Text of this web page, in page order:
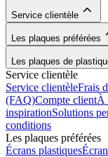
Service clientèle
Les plaques préférées
Les plaques de
Service clientèle
Service clientèleFrais
(FAQ)Compte clientÀ
inspirationSolutions
conditions
Les plaques préférées
Écrans plastiques